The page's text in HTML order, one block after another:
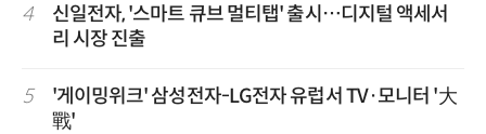
4
신일전자, '스마트 큐브 멀티탭' 출시…디지털 액세서
리 시장 진출
5
'게이밍위크' 삼성전자-LG전자 유럽서 TV·모니터 '大
戰'